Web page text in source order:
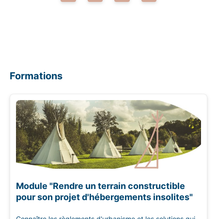
Formations
Module "Rendre un terrain constructible
pour son projet d'hébergements insolites"